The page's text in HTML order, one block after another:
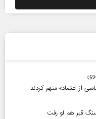
قبر هم لو رفت